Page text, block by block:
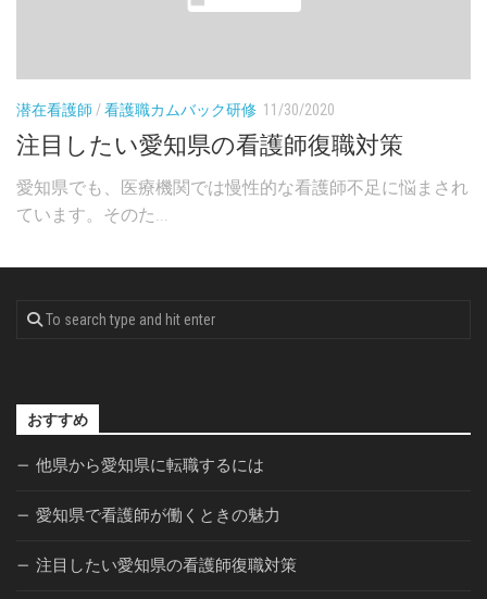
潜在看護師 /看護職カムバック研修 11/30/2020
注目したい愛知県の看護師復職対策
愛知県でも、医療機関では慢性的な看護師不足に悩まされ
ています。そのた...
おすすめ
他県から愛知県に転職するには
愛知県で看護師が働くときの魅力
注目したい愛知県の看護師復職対策